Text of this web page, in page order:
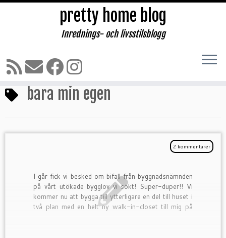
Hoppa
till
pretty home blog
Inrednings- och livsstilsblogg
Hem » bara min egen
bara min egen
2 kommentarer
I går fick vi besked om bifall från byggnadsnämnden
på vårt utökade bygglov vi sökt! Super-duper!! Vi
kommer nu att bygga till ytterligare en del till huset i
två plan med en helt ny walk-in-closet till mig på